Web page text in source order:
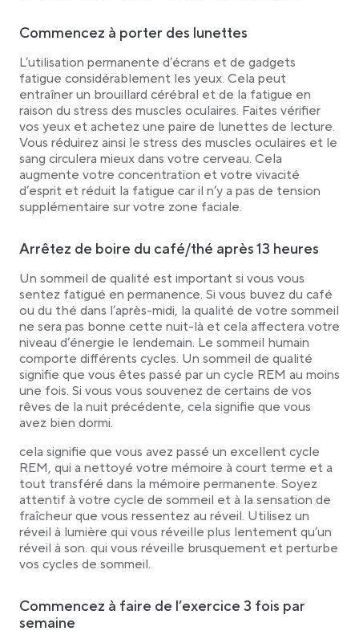
Commencez à porter des lunettes
L’utilisation permanente d’écrans et de gadgets
fatigue considérablement les yeux. Cela peut
entraîner un brouillard cérébral et de la fatigue en
raison du stress des muscles oculaires. Faites vérifier
vos yeux et achetez une paire de lunettes de lecture.
Vous réduirez ainsi le stress des muscles oculaires et le
sang circulera mieux dans votre cerveau. Cela
augmente votre concentration et votre vivacité
d’esprit et réduit la fatigue car il n’y a pas de tension
supplémentaire sur votre zone faciale.
Arrêtez de boire du café/thé après 13 heures
Un sommeil de qualité est important si vous vous
sentez fatigué en permanence. Si vous buvez du café
ou du thé dans l’après-midi, la qualité de votre sommeil
ne sera pas bonne cette nuit-là et cela affectera votre
niveau d’énergie le lendemain. Le sommeil humain
comporte différents cycles. Un sommeil de qualité
signifie que vous êtes passé par un cycle REM au moins
une fois. Si vous vous souvenez de certains de vos
rêves de la nuit précédente, cela signifie que vous
avez bien dormi.
cela signifie que vous avez passé un excellent cycle
REM, qui a nettoyé votre mémoire à court terme et a
tout transféré dans la mémoire permanente. Soyez
attentif à votre cycle de sommeil et à la sensation de
fraîcheur que vous ressentez au réveil. Utilisez un
réveil à lumière qui vous réveille plus lentement qu’un
réveil à son. qui vous réveille brusquement et perturbe
vos cycles de sommeil.
Commencez à faire de l’exercice 3 fois par
semaine